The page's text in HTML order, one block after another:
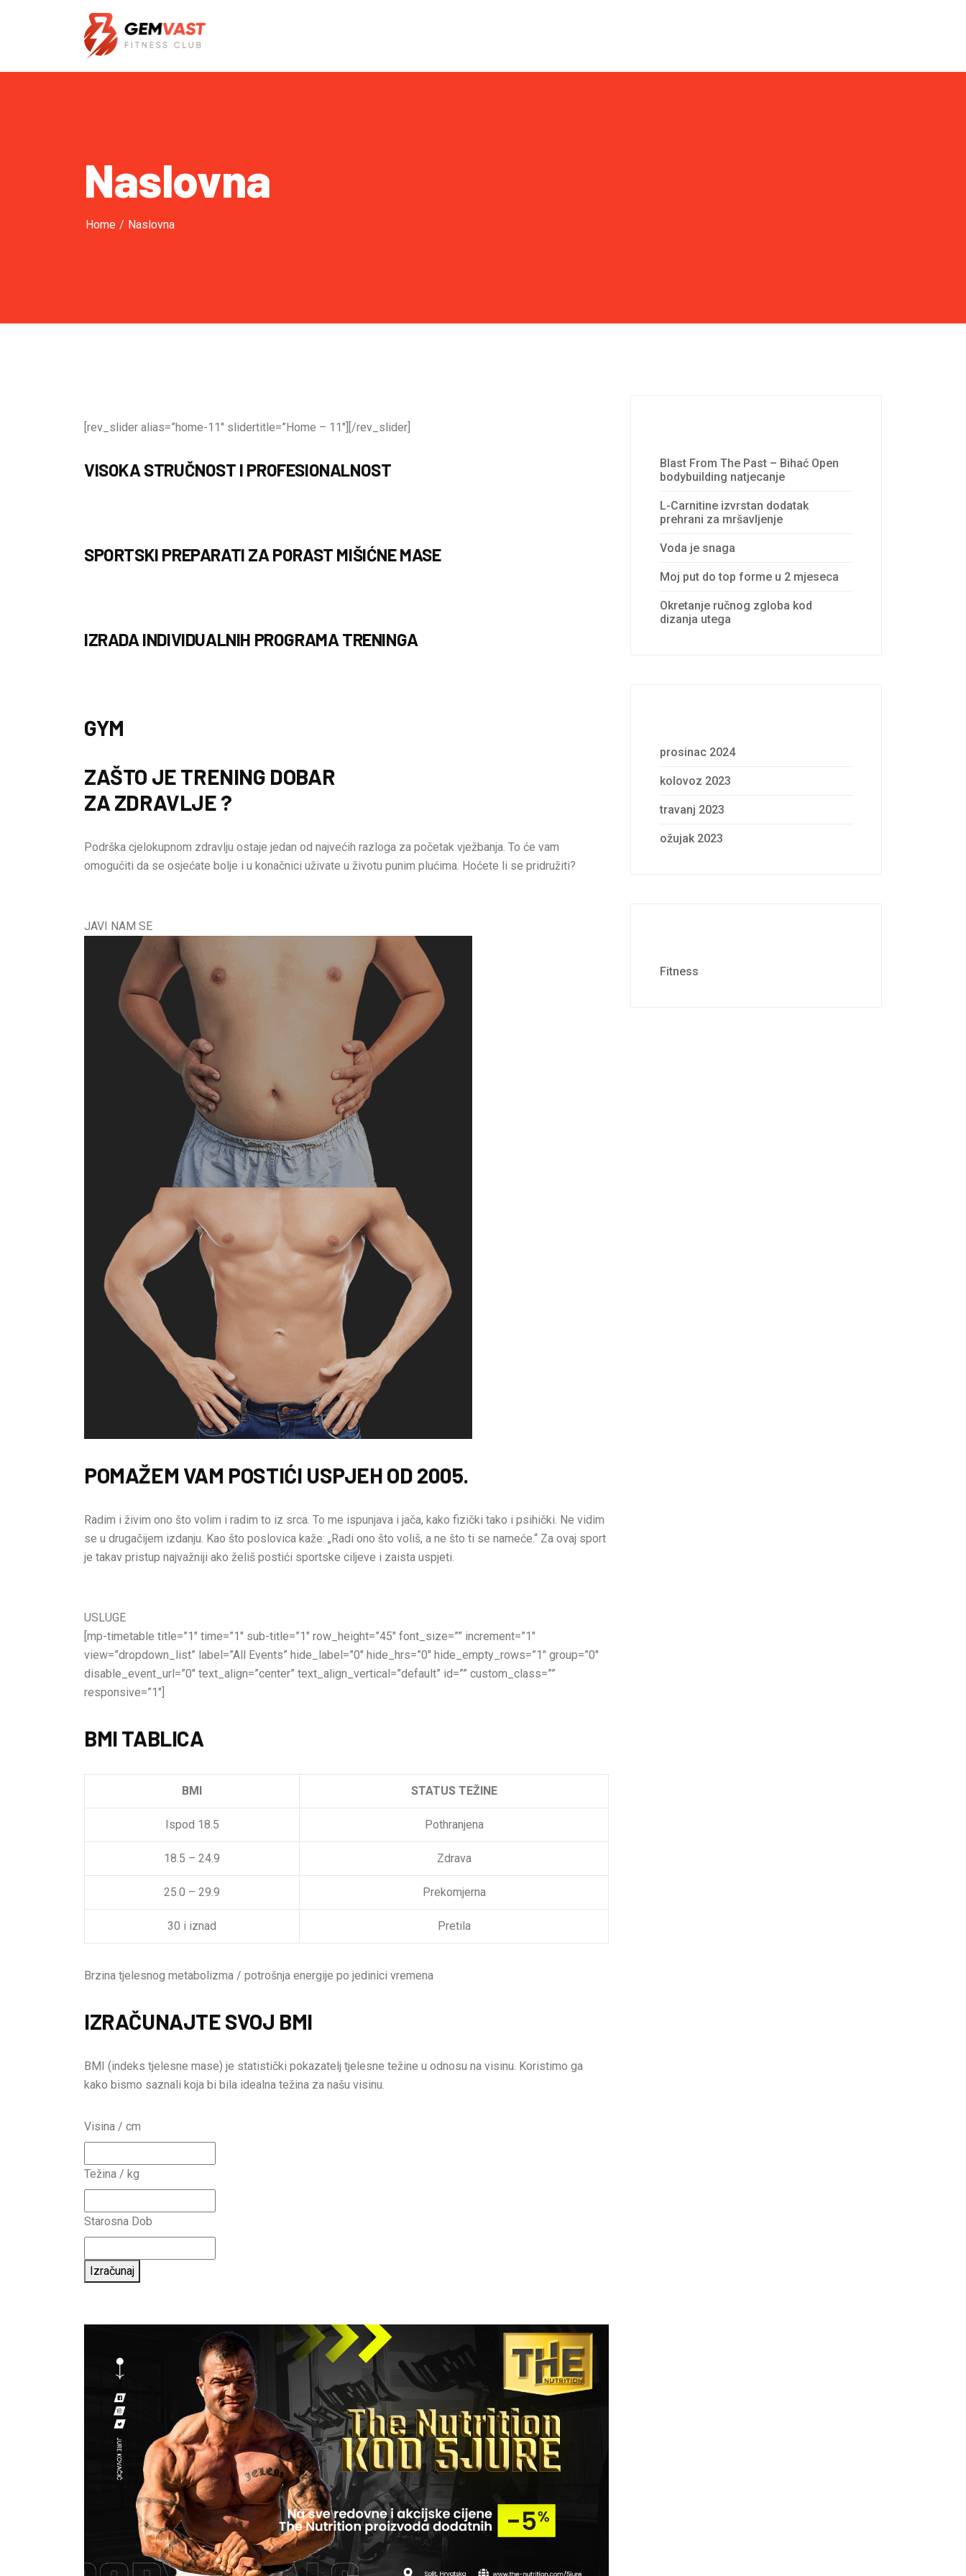
Naslovna
Home / Naslovna
[rev_slider alias=”home-11″ slidertitle=”Home – 11″][/rev_slider]
VISOKA STRUČNOST I PROFESIONALNOST
SPORTSKI PREPARATI ZA PORAST MIŠIĆNE MASE
IZRADA INDIVIDUALNIH PROGRAMA TRENINGA
GYM
ZAŠTO JE TRENING DOBAR
ZA ZDRAVLJE ?
Podrška cjelokupnom zdravlju ostaje jedan od najvećih razloga za početak vježbanja. To će vam
omogućiti da se osjećate bolje i u konačnici uživate u životu punim plućima. Hoćete li se pridružiti?
JAVI NAM SE
POMAŽEM VAM POSTIĆI USPJEH OD 2005.
Radim i živim ono što volim i radim to iz srca. To me ispunjava i jača, kako fizički tako i psihički. Ne vidim
se u drugačijem izdanju. Kao što poslovica kaže: „Radi ono što voliš, a ne što ti se nameće.“ Za ovaj sport
je takav pristup najvažniji ako želiš postići sportske ciljeve i zaista uspjeti.
USLUGE
[mp-timetable title=”1″ time=”1″ sub-title=”1″ row_height=”45″ font_size=”” increment=”1″
view=”dropdown_list” label=”All Events” hide_label=”0″ hide_hrs=”0″ hide_empty_rows=”1″ group=”0″
disable_event_url=”0″ text_align=”center” text_align_vertical=”default” id=”” custom_class=””
responsive=”1″]
BMI TABLICA
BMI STATUS TEŽINE
Ispod 18.5 Pothranjena
18.5 – 24.9 Zdrava
25.0 – 29.9 Prekomjerna
30 i iznad Pretila
Brzina tjelesnog metabolizma / potrošnja energije po jedinici vremena
IZRAČUNAJTE SVOJ BMI
BMI (indeks tjelesne mase) je statistički pokazatelj tjelesne težine u odnosu na visinu. Koristimo ga
kako bismo saznali koja bi bila idealna težina za našu visinu.
Visina / cm
Težina / kg
Starosna Dob
Izračunaj
Blast From The Past – Bihać Open
bodybuilding natjecanje
L-Carnitine izvrstan dodatak
prehrani za mršavljenje
Voda je snaga
Moj put do top forme u 2 mjeseca
Okretanje ručnog zgloba kod
dizanja utega
prosinac 2024
kolovoz 2023
travanj 2023
ožujak 2023
Fitness